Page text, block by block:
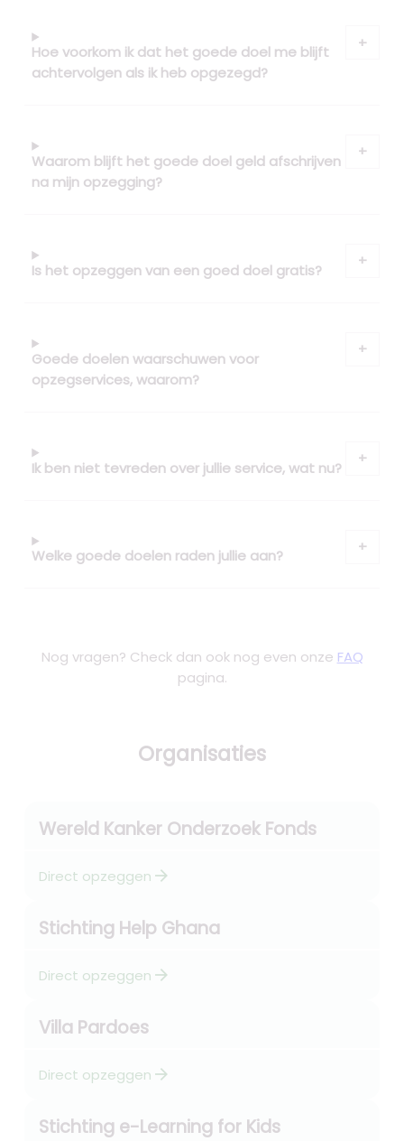
Hoe voorkom ik dat het goede doel me blijft
achtervolgen als ik heb opgezegd?
Waarom blijft het goede doel geld afschrijven
na mijn opzegging?
Is het opzeggen van een goed doel gratis?
Goede doelen waarschuwen voor
opzegservices, waarom?
Ik ben niet tevreden over jullie service, wat nu?
Welke goede doelen raden jullie aan?
Nog vragen? Check dan ook nog even onze FAQ
pagina.
Organisaties
Wereld Kanker Onderzoek Fonds
Direct opzeggen arrow_forward
Stichting Help Ghana
Direct opzeggen arrow_forward
Villa Pardoes
Direct opzeggen arrow_forward
Stichting e-Learning for Kids